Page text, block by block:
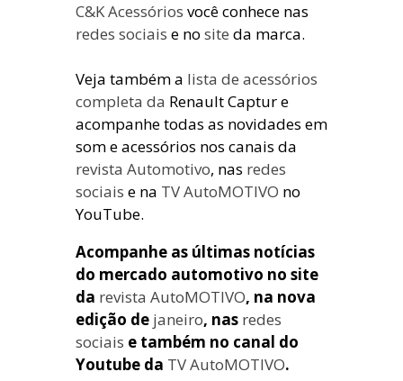
C&K Acessórios você conhece nas
redes sociais e no site da marca.
Veja também a lista de acessórios
completa da Renault Captur e
acompanhe todas as novidades em
som e acessórios nos canais da
revista Automotivo, nas redes
sociais e na TV AutoMOTIVO no
YouTube.
Acompanhe as últimas notícias
do mercado automotivo no site
da revista AutoMOTIVO, na nova
edição de janeiro, nas redes
sociais e também no canal do
Youtube da TV AutoMOTIVO.